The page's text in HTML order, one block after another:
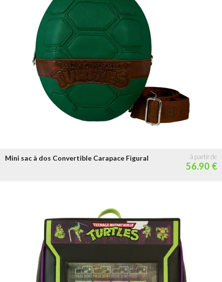
Mini sac à dos Convertible Carapace Figural
56.90 €